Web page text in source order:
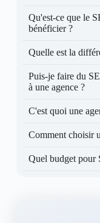
Qu'est-ce que le
bénéficier ?
Quelle est la
Puis-je faire du
à une agence ?
C'est quoi une
Comment choisir
Quel budget pour